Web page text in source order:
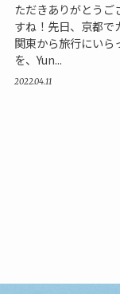
ただきありがとうご
すね！先日、京都で
関東から旅行にいら
を、Yun...
2022.04.11